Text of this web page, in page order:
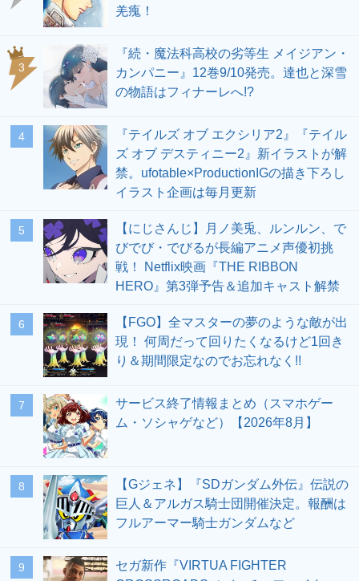
羌瘣！
3
『続・魔法科高校の劣等生 メイジアン・
カンパニー』12巻9/10発売。達也と深雪
の物語はフィナーレへ!?
4
『テイルズ オブ エクシリア2』『テイル
ズ オブ デスティニー2』新イラストが解
禁。ufotable×ProductionIGの描き下ろし
イラスト企画は毎月更新
5
【にじさんじ】月ノ美兎、ルンルン、で
びでび・でびるが長編アニメ声優初挑
戦！ Netflix映画『THE RIBBON
HERO』第3弾予告＆追加キャスト解禁
6
【FGO】全マスターの夢のような敵が出
現！ 何周だって回りたくなるけど1回き
り＆期間限定なのでお忘れなく!!
7
サービス終了情報まとめ（スマホゲー
ム・ソシャゲなど）【2026年8月】
8
【Gジェネ】『SDガンダム外伝』伝説の
巨人＆アルガス騎士団開催決定。報酬は
フルアーマー騎士ガンダムなど
9
セガ新作『VIRTUA FIGHTER